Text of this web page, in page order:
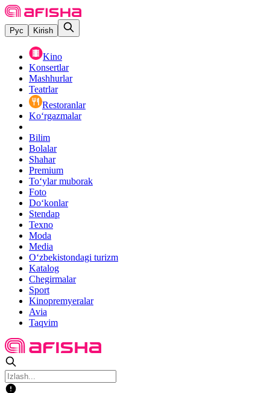
Рус Kirish
Kino
Konsertlar
Mashhurlar
Teatrlar
Restoranlar
Ko‘rgazmalar
Bilim
Bolalar
Shahar
Premium
Toʻylar muborak
Foto
Do‘konlar
Stendap
Texno
Moda
Media
O‘zbekistondagi turizm
Katalog
Chegirmalar
Sport
Kinopremyeralar
Avia
Taqvim